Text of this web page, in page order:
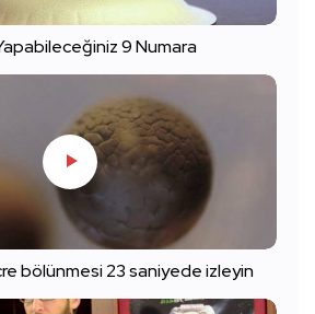
9 Numara
bölünmesi 23 saniyede izleyin